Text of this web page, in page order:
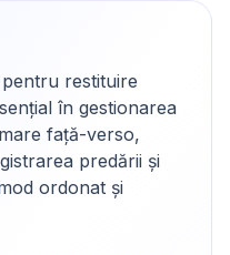
restituire
în gestionarea
față-verso,
predării și
ordonat și